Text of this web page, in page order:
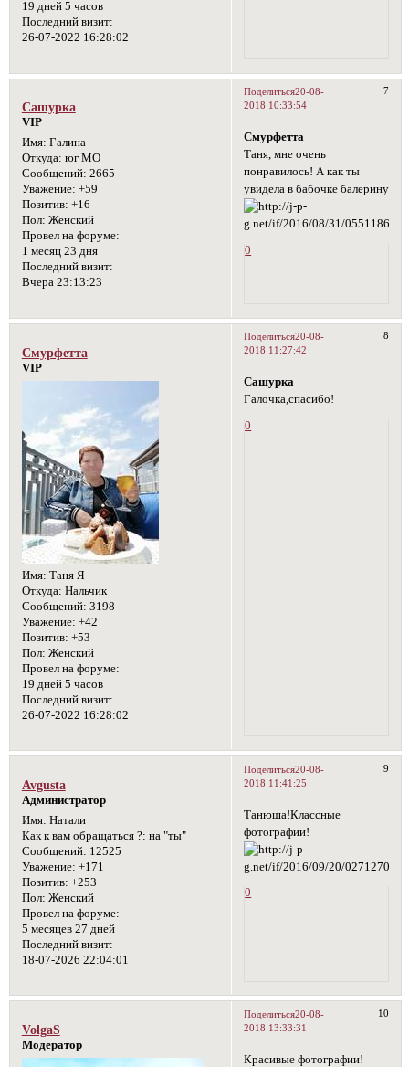
19 дней 5 часов
Последний визит:
26-07-2022 16:28:02
Поделиться 7
20-08-
2018 10:33:54
Сашурка
VIP
Имя: Галина
Откуда: юг МО
Сообщений: 2665
Уважение: +59
Позитив: +16
Пол: Женский
Провел на форуме:
1 месяц 23 дня
Последний визит:
Вчера 23:13:23
Смурфетта
Таня, мне очень
понравилось! А как ты
увидела в бабочке балерину
0
Поделиться 8
20-08-
2018 11:27:42
Смурфетта
VIP
Имя: Таня Я
Откуда: Нальчик
Сообщений: 3198
Уважение: +42
Позитив: +53
Пол: Женский
Провел на форуме:
19 дней 5 часов
Последний визит:
26-07-2022 16:28:02
Сашурка
Галочка,спасибо!
0
Поделиться 9
20-08-
2018 11:41:25
Avgusta
Администратор
Имя: Натали
Как к вам обращаться ?: на "ты"
Сообщений: 12525
Уважение: +171
Позитив: +253
Пол: Женский
Провел на форуме:
5 месяцев 27 дней
Последний визит:
18-07-2026 22:04:01
Танюша!Классные
фотографии!
0
Поделиться 10
20-08-
2018 13:33:31
VolgaS
Модератор
Красивые фотографии!